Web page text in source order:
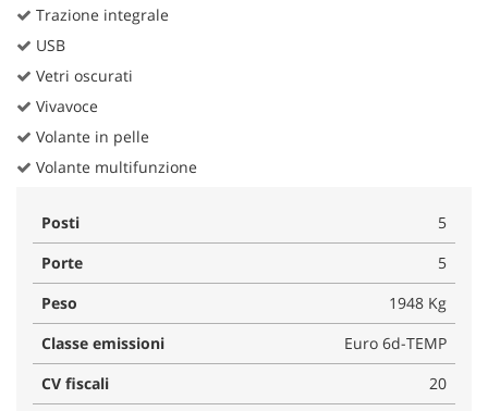
Trazione integrale
USB
Vetri oscurati
Vivavoce
Volante in pelle
Volante multifunzione
Posti
5
Porte
5
Peso
1948 Kg
Classe emissioni
Euro 6d-TEMP
CV fiscali
20